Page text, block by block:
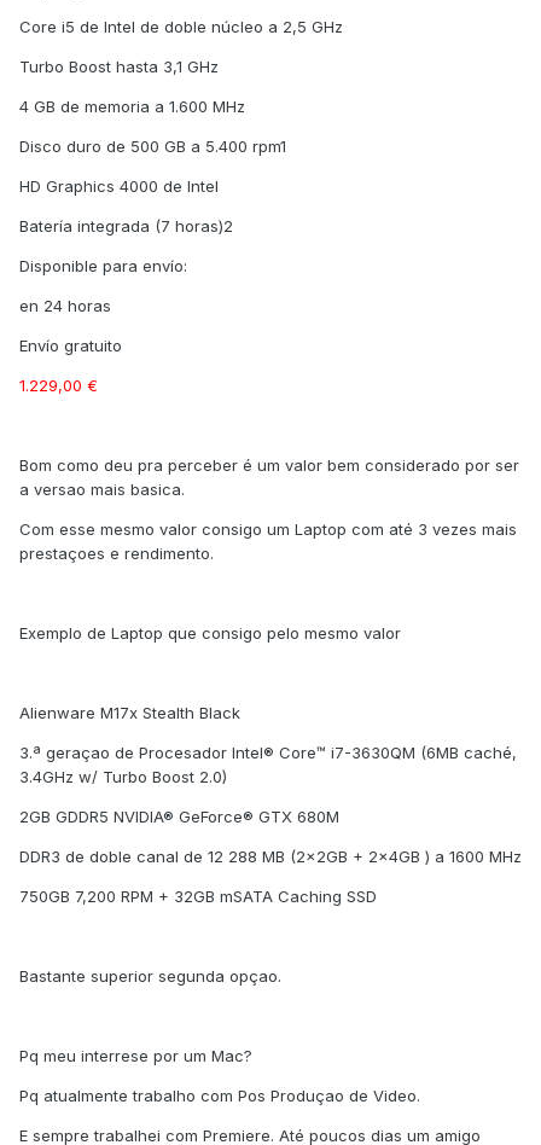
Core i5 de Intel de doble núcleo a 2,5 GHz
Turbo Boost hasta 3,1 GHz
4 GB de memoria a 1.600 MHz
Disco duro de 500 GB a 5.400 rpm1
HD Graphics 4000 de Intel
Batería integrada (7 horas)2
Disponible para envío:
en 24 horas
Envío gratuito
1.229,00 €
Bom como deu pra perceber é um valor bem considerado por ser
a versao mais basica.
Com esse mesmo valor consigo um Laptop com até 3 vezes mais
prestaçoes e rendimento.
Exemplo de Laptop que consigo pelo mesmo valor
Alienware M17x Stealth Black
3.ª geraçao de Procesador Intel® Core™ i7-3630QM (6MB caché,
3.4GHz w/ Turbo Boost 2.0)
2GB GDDR5 NVIDIA® GeForce® GTX 680M
DDR3 de doble canal de 12 288 MB (2x2GB + 2x4GB ) a 1600 MHz
750GB 7,200 RPM + 32GB mSATA Caching SSD
Bastante superior segunda opçao.
Pq meu interrese por um Mac?
Pq atualmente trabalho com Pos Produçao de Video.
E sempre trabalhei com Premiere. Até poucos dias um amigo